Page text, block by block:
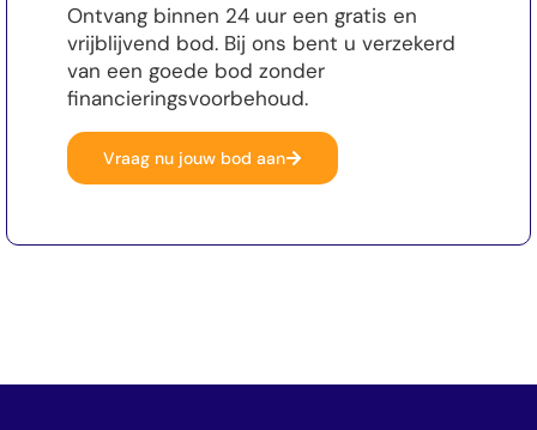
Ontvang binnen 24 uur een gratis en
vrijblijvend bod. Bij ons bent u verzekerd
van een goede bod zonder
financieringsvoorbehoud.
Vraag nu jouw bod aan